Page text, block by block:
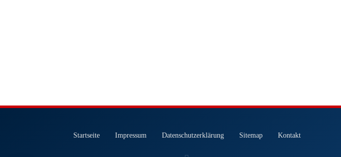
Startseite Impressum Datenschutzerklärung Sitemap Kontakt